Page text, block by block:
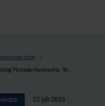
22 juli 2020